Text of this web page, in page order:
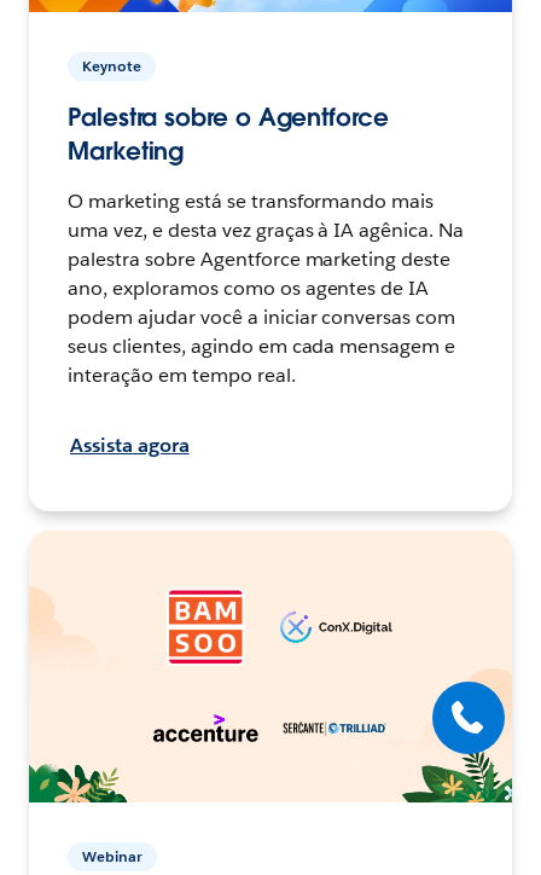
Keynote
Palestra sobre o Agentforce
Marketing
O marketing está se transformando mais
uma vez, e desta vez graças à IA agênica. Na
palestra sobre Agentforce marketing deste
ano, exploramos como os agentes de IA
podem ajudar você a iniciar conversas com
seus clientes, agindo em cada mensagem e
interação em tempo real.
Assista agora
Webinar